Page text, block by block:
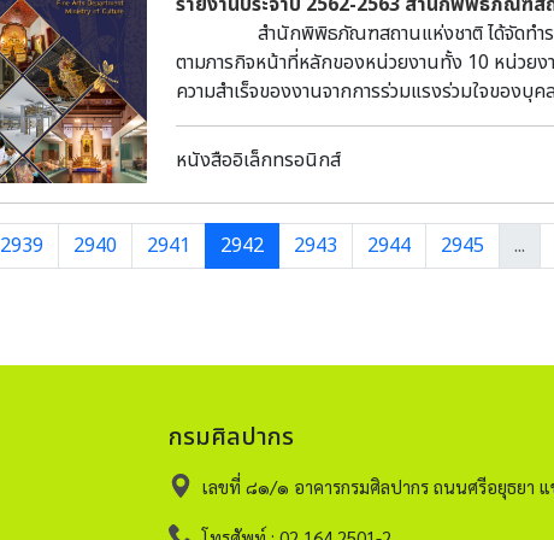
สำนักพิพิธภัณฑสถานแห่งชาติ ได้จัดทำรายง
ตามภารกิจหน้าที่หลักของหน่วยงานทั้ง 10 หน่ว
ความสำเร็จของงานจากการร่วมแรงร่วมใจของ
แห่งชาติเป็นหน่วยงานหลักในการอนุรักษ์โบรา
เป็นแหล่งเรียนรู้ตลอดชีวิตสำหรับบุคคลทุกเพศทุ
หนังสืออิเล็กทรอนิกส์
2939 2940 2941 2942 2943 2944 2945 ...
กรมศิลปากร
เลขที่ ๘๑/๑ อาคารกรมศิลปากร ถนนศรีอยุธยา